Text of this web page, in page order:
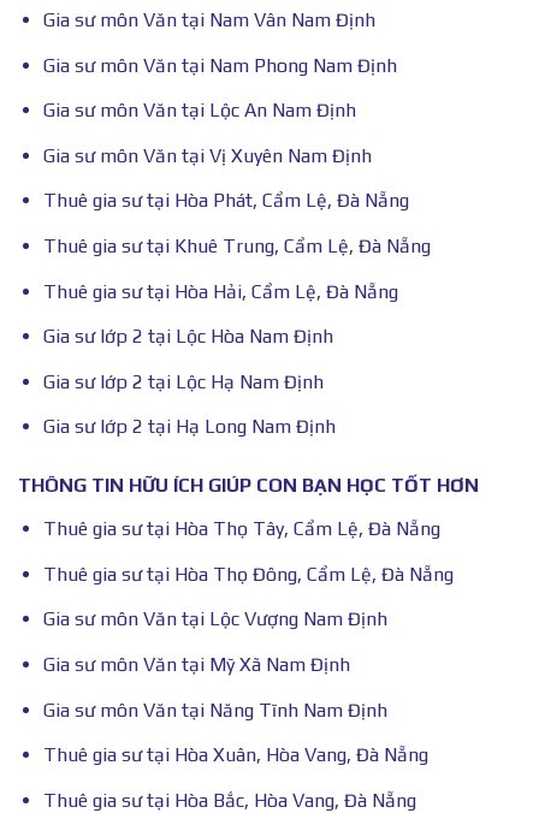
Gia sư môn Văn tại Nam Vân Nam Định
Gia sư môn Văn tại Nam Phong Nam Định
Gia sư môn Văn tại Lộc An Nam Định
Gia sư môn Văn tại Vị Xuyên Nam Định
Thuê gia sư tại Hòa Phát, Cẩm Lệ, Đà Nẵng
Thuê gia sư tại Khuê Trung, Cẩm Lệ, Đà Nẵng
Thuê gia sư tại Hòa Hải, Cẩm Lệ, Đà Nẵng
Gia sư lớp 2 tại Lộc Hòa Nam Định
Gia sư lớp 2 tại Lộc Hạ Nam Định
Gia sư lớp 2 tại Hạ Long Nam Định
THÔNG TIN HỮU ÍCH GIÚP CON BẠN HỌC TỐT HƠN
Thuê gia sư tại Hòa Thọ Tây, Cẩm Lệ, Đà Nẵng
Thuê gia sư tại Hòa Thọ Đông, Cẩm Lệ, Đà Nẵng
Gia sư môn Văn tại Lộc Vượng Nam Định
Gia sư môn Văn tại Mỹ Xã Nam Định
Gia sư môn Văn tại Năng Tĩnh Nam Định
Thuê gia sư tại Hòa Xuân, Hòa Vang, Đà Nẵng
Thuê gia sư tại Hòa Bắc, Hòa Vang, Đà Nẵng